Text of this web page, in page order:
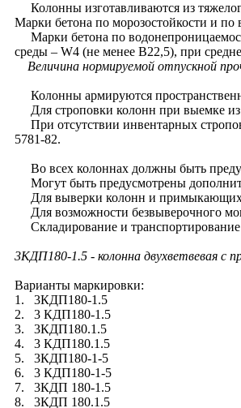
Колонны изготавливаются из
Марки бетона по морозостойкости и
Марки бетона по
среды – W4 (не менее В22,5), при
Величина нормируемой отпускной
Колонны армируются
Для строповки колонн при выемке из
При отсутствии инвентарных
5781-82.
Во всех колоннах должны быть
Могут быть предусмотрены
Для выверки колонн и примыкающих к
Для возможности безвыверочного
Складирование и
3КДП180-1.5 - колонна двухветвевая с
Варианты маркировки:
1. 3КДП180-1.5
2. 3 КДП180-1.5
3. 3КДП180.1.5
4. 3 КДП180.1.5
5. 3КДП180-1-5
6. 3 КДП180-1-5
7. 3КДП 180-1.5
8. 3КДП 180.1.5